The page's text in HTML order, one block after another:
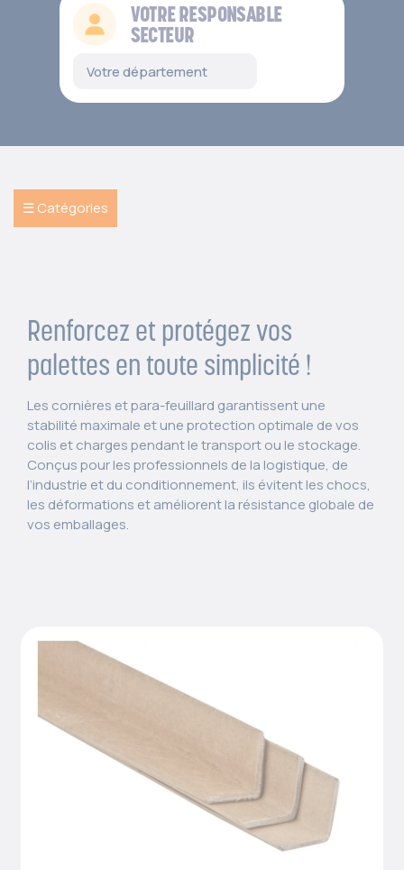
VOTRE RESPONSABLE
SECTEUR
☰ Catégories
Renforcez et protégez vos
palettes en toute simplicité !
Les cornières et para-feuillard garantissent une
stabilité maximale et une protection optimale de vos
colis et charges pendant le transport ou le stockage.
Conçus pour les professionnels de la logistique, de
l’industrie et du conditionnement, ils évitent les chocs,
les déformations et améliorent la résistance globale de
vos emballages.